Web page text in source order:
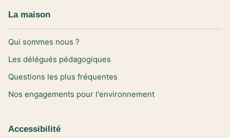
La maison
Qui sommes nous ?
Les délégués pédagogiques
Questions les plus fréquentes
Nos engagements pour l'environnement
Accessibilité